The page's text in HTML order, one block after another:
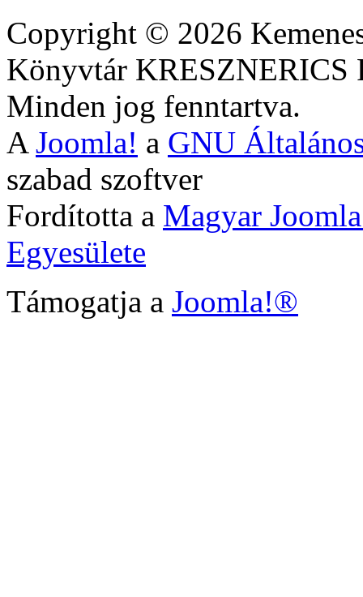
Copyright © 2026
Könyvtár
Minden jog fenntartva.
A Joomla! a GNU
szabad szoftver
Fordította a Magyar
Egyesülete
Támogatja a Joomla!®